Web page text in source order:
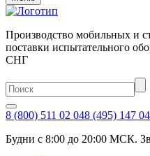
Производство мобильных и
поставки испытательного
СНГ
8 (800) 511 02 048 (495) 147
Будни с 8:00 до 20:00 МСК.